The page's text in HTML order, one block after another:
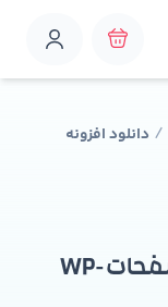
/ دانلود افزونه
دانلود افزونه وردپرس شماره صفحات WP-